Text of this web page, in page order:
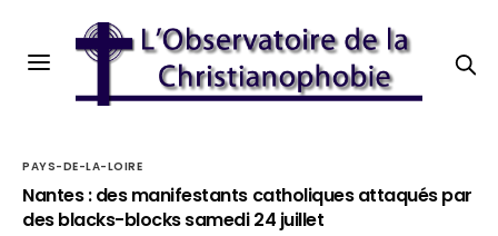
PAYS-DE-LA-LOIRE
Nantes : des manifestants catholiques attaqués par
des blacks-blocks samedi 24 juillet